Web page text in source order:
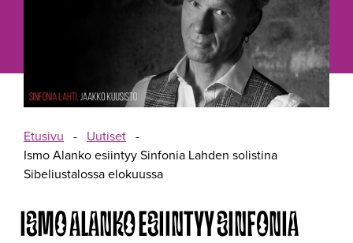
Etusivu - Uutiset -
Ismo Alanko esiintyy Sinfonia Lahden solistina
Sibeliustalossa elokuussa
ISMO ALANKO ESIINTYY SINFONIA